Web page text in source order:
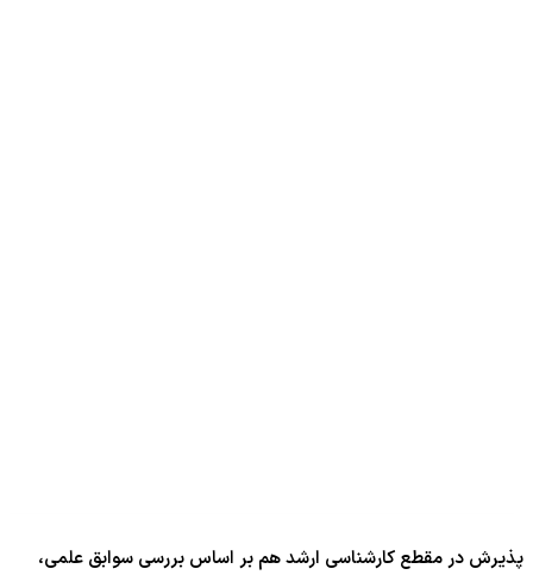
پذیرش در مقطع کارشناسی ارشد هم بر اساس بررسی سوابق علمی،